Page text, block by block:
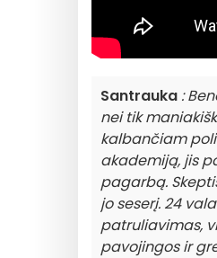
Santrauka :
nei tik
kalbančiam
akademiją, jis
pagarbą.
jo seserį. 24
patruliavimas,
pavojingos ir